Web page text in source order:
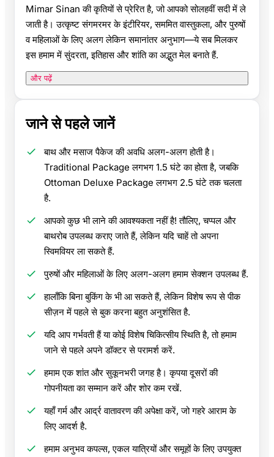
Mimar Sinan की कृतियों से प्रेरित है, जो आपको सोलहवीं सदी में ले
जाती है। उत्कृष्ट संगमरमर के इंटीरियर, सममित वास्तुकला, और पुरुषों
व महिलाओं के लिए अलग लेकिन समानांतर अनुभाग—ये सब मिलकर
इस हमाम में सुंदरता, इतिहास और शांति का अद्भुत मेल बनाते हैं.
और पढ़ें
जाने से पहले जानें
बाथ और मसाज पैकेज की अवधि अलग-अलग होती है।
Traditional Package लगभग 1.5 घंटे का होता है, जबकि
Ottoman Deluxe Package लगभग 2.5 घंटे तक चलता
है.
आपको कुछ भी लाने की आवश्यकता नहीं है! तौलिए, चप्पल और
बाथरोब उपलब्ध कराए जाते हैं, लेकिन यदि चाहें तो अपना
स्विमवियर ला सकते हैं.
पुरुषों और महिलाओं के लिए अलग-अलग हमाम सेक्शन उपलब्ध हैं.
हालाँकि बिना बुकिंग के भी आ सकते हैं, लेकिन विशेष रूप से पीक
सीज़न में पहले से बुक करना बहुत अनुशंसित है.
यदि आप गर्भवती हैं या कोई विशेष चिकित्सीय स्थिति है, तो हमाम
जाने से पहले अपने डॉक्टर से परामर्श करें.
हमाम एक शांत और सुकूनभरी जगह है। कृपया दूसरों की
गोपनीयता का सम्मान करें और शोर कम रखें.
यहाँ गर्म और आर्द्र वातावरण की अपेक्षा करें, जो गहरे आराम के
लिए आदर्श है.
हमाम अनुभव कपल्स, एकल यात्रियों और समूहों के लिए उपयुक्त